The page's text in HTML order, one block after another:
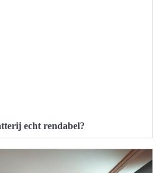
echt rendabel?